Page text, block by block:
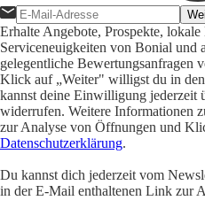
Erhalte Angebote, Prospekte,
Serviceneuigkeiten von Bonial und
gelegentliche Bewertungsanfragen
Klick auf „Weiter" willigst du in
kannst deine Einwilligung jederzeit
widerrufen. Weitere Informationen
zur Analyse von Öffnungen und
Datenschutzerklärung.
Du kannst dich jederzeit vom
in der E-Mail enthaltenen Link zur